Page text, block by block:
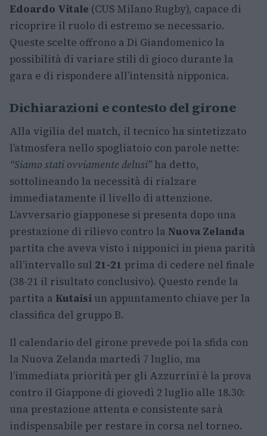
Edoardo Vitale (CUS Milano Rugby), capace di
ricoprire il ruolo di estremo se necessario.
Queste scelte offrono a Di Giandomenico la
possibilità di variare stili di gioco durante la
gara e di rispondere all’intensità nipponica.
Dichiarazioni e contesto del girone
Alla vigilia del match, il tecnico ha sintetizzato
l’atmosfera nello spogliatoio con parole nette:
“Siamo stati ovviamente delusi”ha detto,
sottolineando la necessità di rialzare
immediatamente il livello di attenzione.
L’avversario giapponese si presenta dopo una
prestazione di rilievo contro la Nuova Zelanda
partita che aveva visto i nipponici in piena parità
all’intervallo sul 21-21 prima di cedere nel finale
(38-21 il risultato conclusivo). Questo rende la
partita a Kutaisi un appuntamento chiave per la
classifica del gruppo B.
Il calendario del girone prevede poi la sfida con
la Nuova Zelanda martedì 7 luglio, ma
l’immediata priorità per gli Azzurrini è la prova
contro il Giappone di giovedì 2 luglio alle 18.30:
una prestazione attenta e consistente sarà
indispensabile per restare in corsa nel torneo.